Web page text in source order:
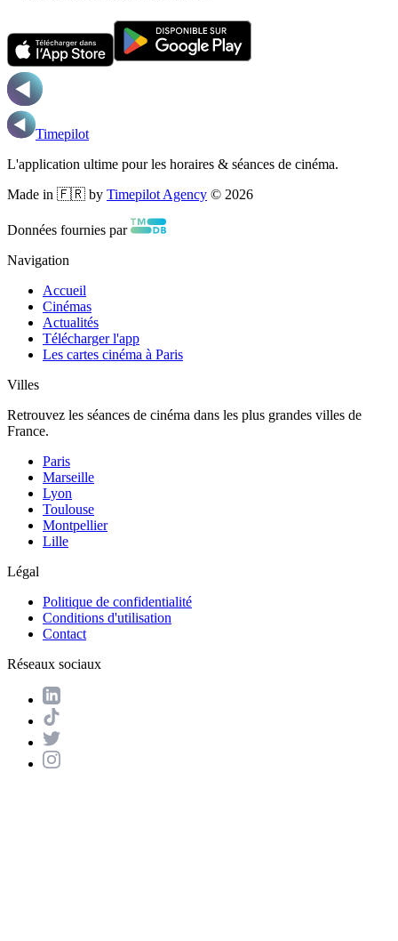
Timepilot
L'application ultime pour les horaires & séances de cinéma.
Made in 🇫🇷 by Timepilot Agency © 2026
Données fournies par
Navigation
Accueil
Cinémas
Actualités
Télécharger l'app
Les cartes cinéma à Paris
Villes
Retrouvez les séances de cinéma dans les plus grandes villes de
France.
Paris
Marseille
Lyon
Toulouse
Montpellier
Lille
Légal
Politique de confidentialité
Conditions d'utilisation
Contact
Réseaux sociaux